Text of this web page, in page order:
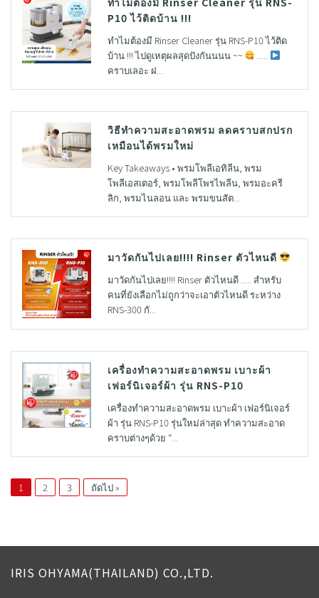
P10 ไว้ติดบ้าน !!!
ทำไมต้องมี Rinser Cleaner รุ่น RNS-P10 ไว้ติด
บ้าน !!! ไปดูเหตุผลสุดปังกันนนน ~~
คราบเลอะ ฝ...
วิธีทำความสะอาดพรม ลดคราบสกปรก
เหมือนได้พรมใหม่
Key Takeaways • พรมโพลีเอทิลีน, พรม
โพลีเอสเตอร์, พรมโพลีโพรไพลีน, พรมอะครี
ลิก, พรมไนลอน และ พรมขนสัต...
มาวัดกันไปเลย!!!! Rinser ตัวไหนดี
มาวัดกันไปเลย!!!! Rinser ตัวไหนดี ..... สำหรับ
คนที่ยังเลือกไม่ถูกว่าจะเอาตัวไหนดี ระหว่าง
RNS-300 กั...
เครื่องทำความสะอาดพรม เบาะผ้า
เฟอร์นิเจอร์ผ้า รุ่น RNS-P10
เครื่องทำความสะอาดพรม เบาะผ้า เฟอร์นิเจอร์
ผ้า รุ่น RNS-P10 รุ่นใหม่ล่าสุด ทำความสะอาด
คราบต่างๆด้วย “...
1 2 3 ถัดไป »
IRIS OHYAMA(THAILAND) CO.,LTD.